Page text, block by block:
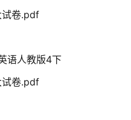
试卷.pdf
语人教版4下
试卷.pdf